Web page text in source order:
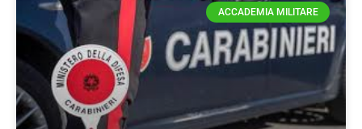
ACCADEMIA MILITARE